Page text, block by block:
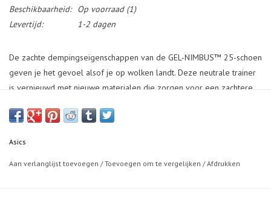
Beschikbaarheid: Op voorraad(1)
Levertijd:
1-2 dagen
De zachte dempingseigenschappen van de GEL-NIMBUS™ 25-schoen
geven je het gevoel alsof je op wolken landt. Deze neutrale trainer
is vernieuwd met nieuwe materialen die zorgen voor een zachtere
omhult je voet comfortabel en zorgt voor geavanceerde ventilatie.
De tussenzool zit vol met de meeste demping die de serie tot nu
Asics
Aan verlanglijst toevoegen /Toevoegen om te vergelijken /Afdrukken